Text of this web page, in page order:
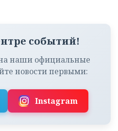
событий!
наши официальные
новости первыми:
Instagram